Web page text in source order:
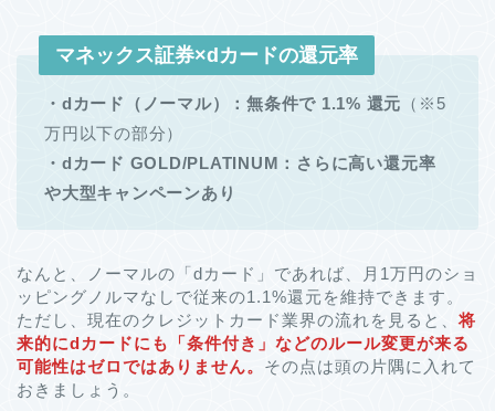
マネックス証券×dカードの還元率
・dカード（ノーマル）：無条件で 1.1% 還元 （※5
万円以下の部分）
・dカード GOLD/PLATINUM：さらに高い還元率
や大型キャンペーンあり
なんと、ノーマルの「dカード」であれば、月1万円のショ
ッピングノルマなしで従来の1.1%還元を維持できます。
ただし、現在のクレジットカード業界の流れを見ると、将
来的にdカードにも「条件付き」などのルール変更が来る
可能性はゼロではありません。 その点は頭の片隅に入れて
おきましょう。